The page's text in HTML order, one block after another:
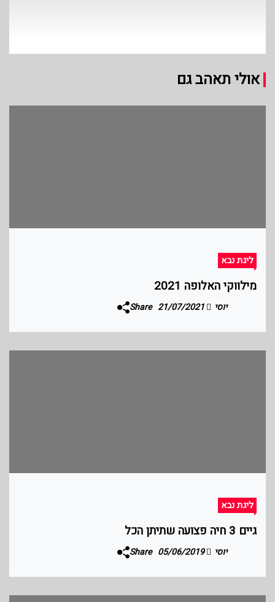
אולי תאהב גם
ליגת נבא
מילווקי האלופה 2021
יוסי Share
ליגת נבא
גיים 3 חיה פצועה שתיתן הכל
יוסי 05/06/2019
Share